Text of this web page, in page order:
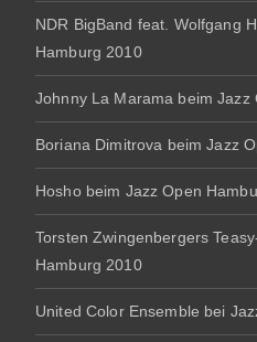
NDR BigBand feat. Wolfgang
Hamburg 2010
Johnny La Marama beim Jazz
Boriana Dimitrova beim Jazz
Hosho beim Jazz Open
Torsten Zwingenbergers
Hamburg 2010
United Color Ensemble bei